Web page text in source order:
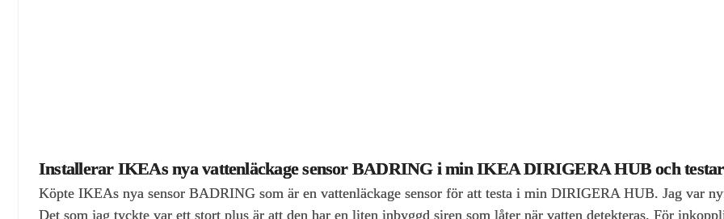
Installerar IKEAs nya vattenläckage sensor BADRING i min IKEA DIRIGERA HUB och
Köpte IKEAs nya sensor BADRING som är en vattenläckage sensor för att testa i min DIRIGERA HUB. Jag var
Det som jag tyckte var ett stort plus är att den har en liten inbyggd siren som låter när vatten detekteras. För